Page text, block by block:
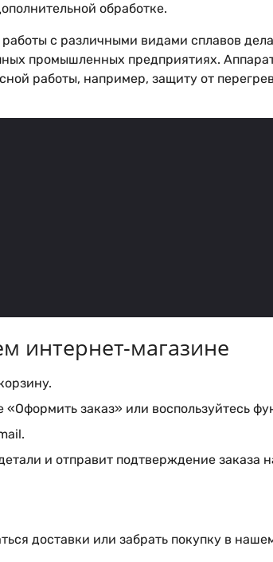
обработке.
с различными видами сплавов
промышленных предприятиях.
работы, например, защиту от
интернет-магазине
заказ» или воспользуйтесь
и отправит подтверждение заказа
доставки или забрать покупку в